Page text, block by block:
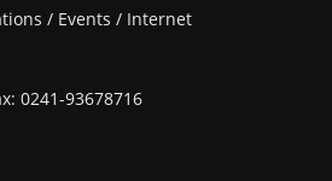
/ Events / Internet
0241-93678716